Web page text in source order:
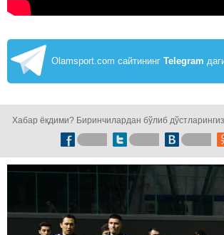
Olamsport.com сайтининг Telegram
Хабар ёқдими? Биринчилардан бўлиб